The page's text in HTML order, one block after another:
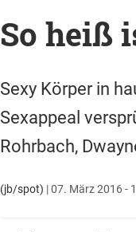
So heiß
Sexy Körper in
Sexappeal
Rohrbach,
(jb/spot) |07. März 2016 -